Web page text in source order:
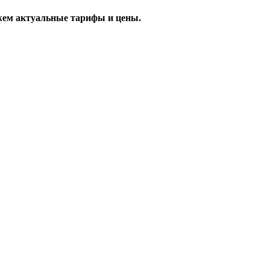
актуальные тарифы и цены.